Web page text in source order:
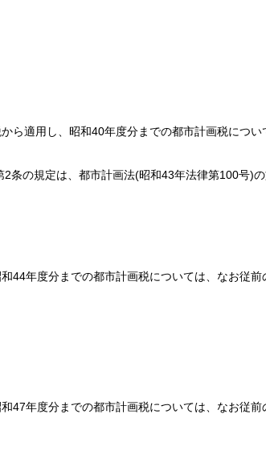
ら適用し、昭和40年度分までの都市計画税につい
2条の規定は、都市計画法(昭和43年法律第100号)
年度分までの都市計画税については、なお従前
年度分までの都市計画税については、なお従前